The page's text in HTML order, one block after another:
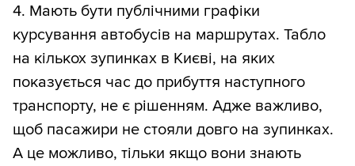
4. Мають бути публічними графіки
курсування автобусів на маршрутах. Табло
на кількох зупинках в Києві, на яких
показується час до прибуття наступного
транспорту, не є рішенням. Адже важливо,
щоб пасажири не стояли довго на зупинках.
А це можливо, тільки якщо вони знають